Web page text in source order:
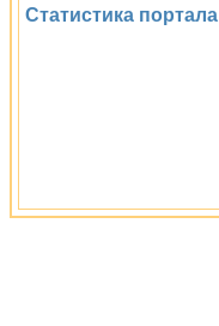
Статистика портала